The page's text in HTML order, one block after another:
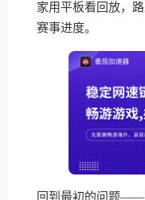
家用平板看回放，
赛事进度。
回到最初的问题——